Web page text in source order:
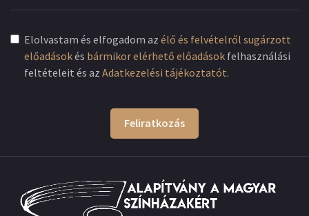
Elolvastam és elfogadom az élő és felvételről sugárzott
előadásokés bármikor elérhető előadások felhasználási
feltételeit és az Adatkezelési tájékoztatót.
Feliratkozás